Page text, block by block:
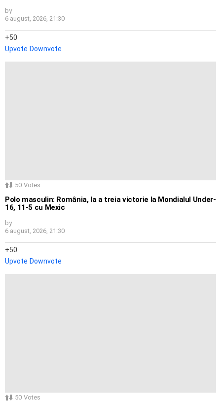
by
6 august, 2026, 21:30
50
Upvote Downvote
50 Votes
Polo masculin: România, la a treia victorie la Mondialul Under-
16, 11-5 cu Mexic
by
6 august, 2026, 21:30
50
Upvote Downvote
50 Votes